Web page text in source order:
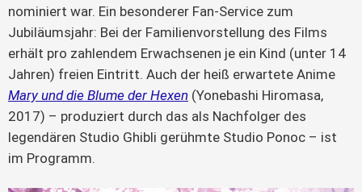
nominiert war. Ein besonderer Fan-Service zum
Jubiläumsjahr: Bei der Familienvorstellung des Films
erhält pro zahlendem Erwachsenen je ein Kind (unter 14
Jahren) freien Eintritt. Auch der heiß erwartete Anime
Mary und die Blume der Hexen (Yonebashi Hiromasa,
2017) – produziert durch das als Nachfolger des
legendären Studio Ghibli gerühmte Studio Ponoc – ist
im Programm.